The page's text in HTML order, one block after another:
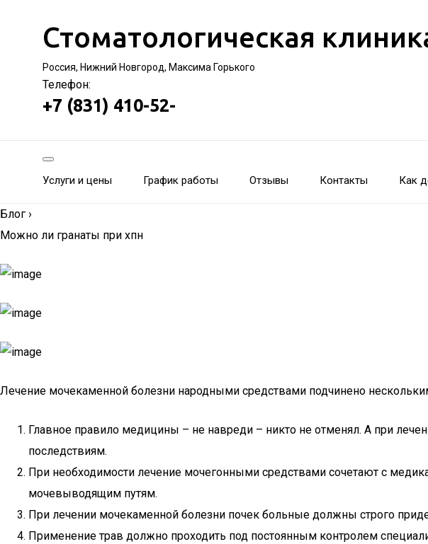
Стоматологическая
Россия, Нижний Новгород, Максима Горького
Телефон:
+7 (831) 410-52-
Услуги и цены График работы Отзывы Контакты Как
Блог ›
Можно ли гранаты при хпн
Лечение мочекаменной болезни народными средствами подчинено
Главное правило медицины – не навреди – никто не отменял. А при
последствиям.
При необходимости лечение мочегонными средствами сочетают с
мочевыводящим путям.
При лечении мочекаменной болезни почек больные должны строго
Применение трав должно проходить под постоянным контролем